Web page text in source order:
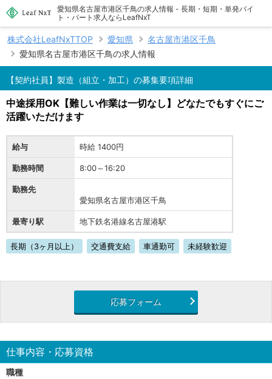
愛知県名古屋市港区千鳥の求人情報 - 長期・短期・単発バイ
ト・パート求人ならLeafNxT
株式会社LeafNxTTOP 愛知県
名古屋市港区千鳥
愛知県名古屋市港区千鳥の求人情報
【契約社員】製造（組立・加工）の募集要項詳細
中途採用OK【難しい作業は一切なし】どなたでもすぐにご
活躍いただけます
給与 時給 1400円
勤務時間 8:00～16:20
勤務先
愛知県名古屋市港区千鳥
最寄り駅 地下鉄名港線名古屋港駅
長期（3ヶ月以上） 交通費支給 車通勤可 未経験歓迎
応募フォーム
仕事内容・応募資格
職種